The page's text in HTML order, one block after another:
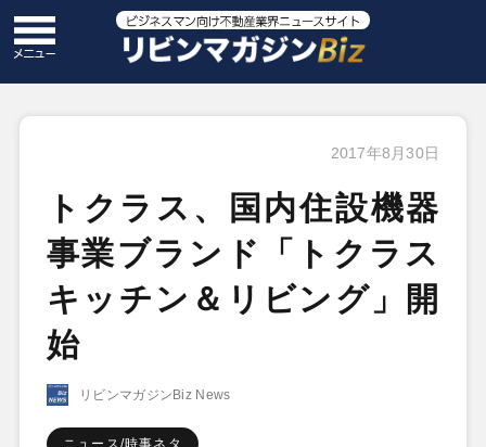
2017年8月30日
トクラス、国内住設機器
事業ブランド「トクラス
キッチン＆リビング」開
始
リビンマガジンBiz News
ニュース/時事ネタ